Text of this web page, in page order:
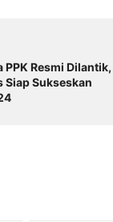
PPK Resmi Dilantik,
Siap Sukseskan